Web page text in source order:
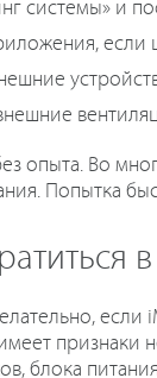
системы» и
если
опыта. Во
Попытка
если
признаки
блока